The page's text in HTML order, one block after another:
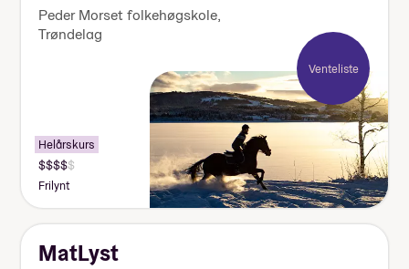
Peder Morset folkehøgskole,
Trøndelag
Venteliste
Helårskurs
Pris:
155
170
000
kr
Frilynt
MatLyst